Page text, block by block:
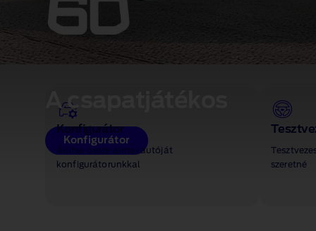
A csapatjátékos
Konfigurátor
Konfigurátor
Állítsa össze álmai autóját
konfigurátorunkkal
szeretné